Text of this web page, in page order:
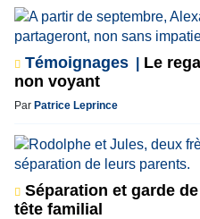
Témoignages
Le
non voyant
Par Patrice Leprince
Séparation et garde
tête familial